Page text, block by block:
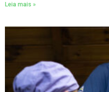
Leia mais »